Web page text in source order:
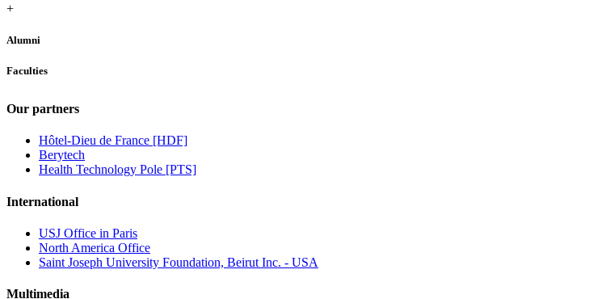
+
Alumni
Faculties
Our partners
Hôtel-Dieu de France [HDF]
Berytech
Health Technology Pole [PTS]
International
USJ Office in Paris
North America Office
Saint Joseph University Foundation, Beirut Inc. - USA
Multimedia